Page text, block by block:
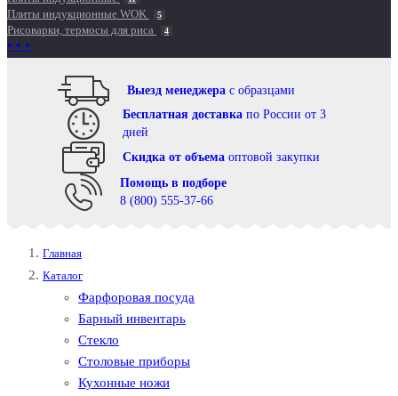
Плиты индукционные WOK 5
Рисоварки, термосы для риса 4
• • •
Выезд менеджера с образцами
Бесплатная доставка по России от 3
дней
Cкидка от объема оптовой закупки
Помощь в подборе
8 (800) 555-37-66
Главная
Каталог
Фарфоровая посуда
Барный инвентарь
Стекло
Столовые приборы
Кухонные ножи